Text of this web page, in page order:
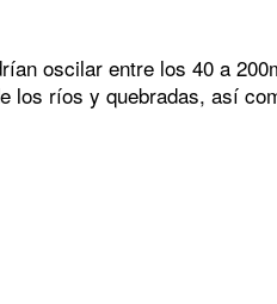
oscilar entre los 40 a
los ríos y quebradas, así